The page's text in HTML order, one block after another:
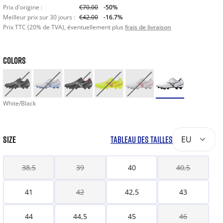
Prix d'origine : €70.00
-50%
Meilleur prix sur 30 jours : €42.00
-16.7%
Prix TTC (20% de TVA), éventuellement plus frais de livraison
COLORS
White/Black
SIZE TABLEAU DES TAILLES EU
38,5 39 40 40,5
41 42 42,5 43
44 44,5 45 46